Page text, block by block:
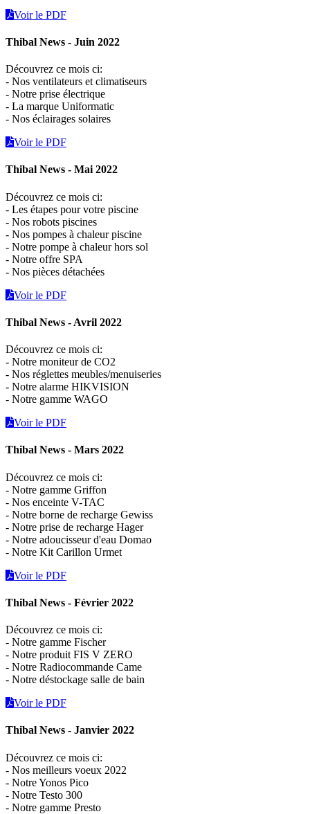
Voir le PDF
Thibal News - Juin 2022
Découvrez ce mois ci:
- Nos ventilateurs et climatiseurs
- Notre prise électrique
- La marque Uniformatic
- Nos éclairages solaires
Voir le PDF
Thibal News - Mai 2022
Découvrez ce mois ci:
- Les étapes pour votre piscine
- Nos robots piscines
- Nos pompes à chaleur piscine
- Notre pompe à chaleur hors sol
- Notre offre SPA
- Nos pièces détachées
Voir le PDF
Thibal News - Avril 2022
Découvrez ce mois ci:
- Notre moniteur de CO2
- Nos réglettes meubles/menuiseries
- Notre alarme HIKVISION
- Notre gamme WAGO
Voir le PDF
Thibal News - Mars 2022
Découvrez ce mois ci:
- Notre gamme Griffon
- Nos enceinte V-TAC
- Notre borne de recharge Gewiss
- Notre prise de recharge Hager
- Notre adoucisseur d'eau Domao
- Notre Kit Carillon Urmet
Voir le PDF
Thibal News - Février 2022
Découvrez ce mois ci:
- Notre gamme Fischer
- Notre produit FIS V ZERO
- Notre Radiocommande Came
- Notre déstockage salle de bain
Voir le PDF
Thibal News - Janvier 2022
Découvrez ce mois ci:
- Nos meilleurs voeux 2022
- Notre Yonos Pico
- Notre Testo 300
- Notre gamme Presto